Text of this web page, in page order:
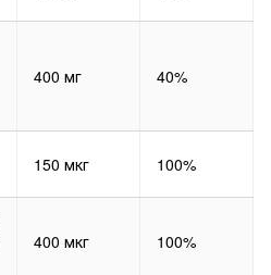
400 мг 40%
150 мкг 100%
400 мкг 100%